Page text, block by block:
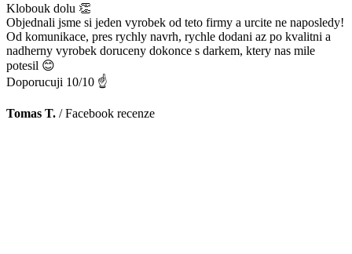
Klobouk dolu 👏
Objednali jsme si jeden vyrobek od teto firmy a urcite ne naposledy!
Od komunikace, pres rychly navrh, rychle dodani az po kvalitni a
nadherny vyrobek doruceny dokonce s darkem, ktery nas mile
potesil 😊
Doporucuji 10/10 ☝️
Tomas T. /Facebook recenze